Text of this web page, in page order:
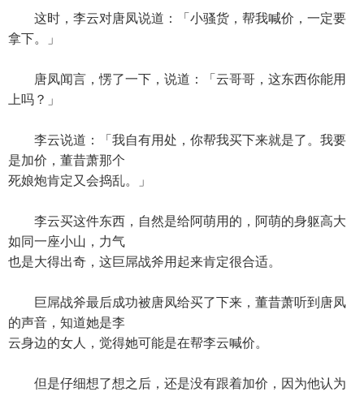
这时，李云对唐凤说道：「小骚货，帮我喊价，一定要
拿下。」
唐凤闻言，愣了一下，说道：「云哥哥，这东西你能用
上吗？」
李云说道：「我自有用处，你帮我买下来就是了。我要
是加价，董昔萧那个
死娘炮肯定又会捣乱。」
李云买这件东西，自然是给阿萌用的，阿萌的身躯高大
如同一座小山，力气
也是大得出奇，这巨屌战斧用起来肯定很合适。
巨屌战斧最后成功被唐凤给买了下来，董昔萧听到唐凤
的声音，知道她是李
云身边的女人，觉得她可能是在帮李云喊价。
但是仔细想了想之后，还是没有跟着加价，因为他认为